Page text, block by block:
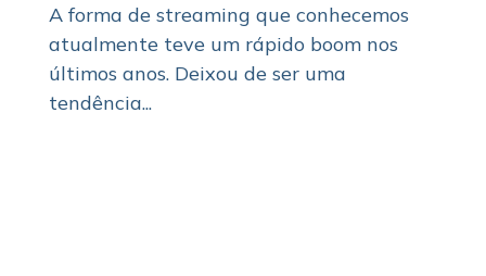
A forma de streaming que conhecemos
atualmente teve um rápido boom nos
últimos anos. Deixou de ser uma
tendência...